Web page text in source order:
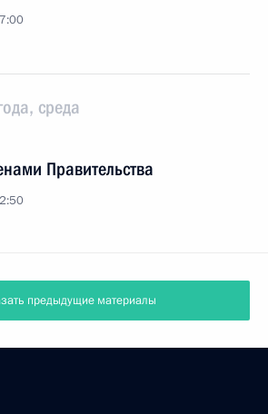
среда
Правительства
предыдущие материалы